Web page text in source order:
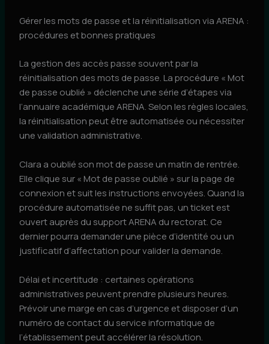
Gérer les mots de passe et la réinitialisation via ARENA :
procédures et bonnes pratiques
La gestion des accès passe souvent par la
réinitialisation des mots de passe. La procédure « Mot
de passe oublié » déclenche une série d’étapes via
l’annuaire académique ARENA. Selon les règles locales,
la réinitialisation peut être automatisée ou nécessiter
une validation administrative.
Clara a oublié son mot de passe un matin de rentrée.
Elle clique sur « Mot de passe oublié » sur la page de
connexion et suit les instructions envoyées. Quand la
procédure automatisée ne suffit pas, un ticket est
ouvert auprès du support ARENA du rectorat. Ce
dernier pourra demander une pièce d’identité ou un
justificatif d’affectation pour valider la demande.
Délai et incertitude : certaines opérations
administratives peuvent prendre plusieurs heures.
Prévoir une marge en cas d’urgence et disposer d’un
numéro de contact du service informatique de
l’établissement peut accélérer la résolution.